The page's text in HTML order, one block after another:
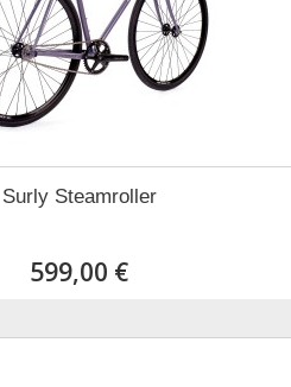
Surly Steamroller
599,00 €